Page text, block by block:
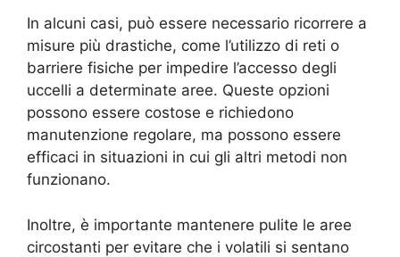
In alcuni casi, può essere necessario ricorrere a
misure più drastiche, come l’utilizzo di reti o
barriere fisiche per impedire l’accesso degli
uccelli a determinate aree. Queste opzioni
possono essere costose e richiedono
manutenzione regolare, ma possono essere
efficaci in situazioni in cui gli altri metodi non
funzionano.
Inoltre, è importante mantenere pulite le aree
circostanti per evitare che i volatili si sentano